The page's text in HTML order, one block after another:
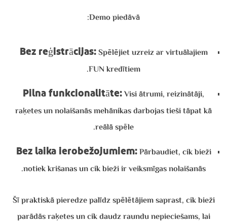
Demo piedāvā:
Bez reģistrācijas:Spēlējiet uzreiz ar virtuālajiem
FUN kredītiem.
Pilna funkcionalitāte:Visi ātrumi, reizinātāji,
raķetes un nolaišanās mehānikas darbojas tieši tāpat kā
reālā spēle.
Bez laika ierobežojumiem:Pārbaudiet, cik bieži
notiek krišanas un cik bieži ir veiksmīgas nolaišanās.
Šī praktiskā pieredze palīdz spēlētājiem saprast, cik bieži
parādās raķetes un cik daudz raundu nepieciešams, lai